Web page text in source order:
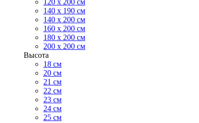
120 х 200 см
140 х 190 см
140 х 200 см
160 х 200 см
180 х 200 см
200 х 200 см
Высота
18 см
20 см
21 см
22 см
23 см
24 см
25 см